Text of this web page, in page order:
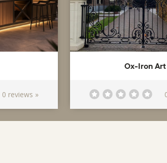
0 reviews »
Ox-Iron Art